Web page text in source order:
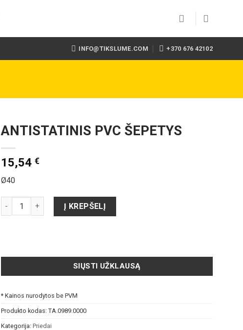
INFO@TIKSLUME.COM +370 676 42102
ANTISTATINIS PVC ŠEPETYS
15,54 €
Ø40
produkto kiekis: ANTISTATINIS PVC ŠEPETYS
Į KREPŠELĮ
SIŲSTI UŽKLAUSĄ
* Kainos nurodytos be PVM
Produkto kodas: TA.0989.0000
Kategorija: Priedai